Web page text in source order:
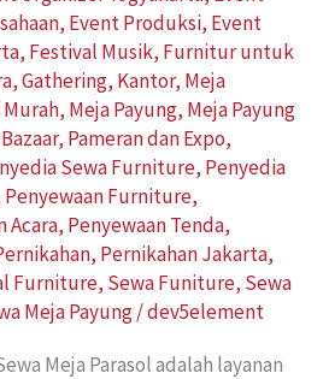
, Event Produksi, Event
, Festival Musik, Furnitur untuk
,Gathering, Kantor, Meja
Murah, Meja Payung, Meja Payung
, Pameran dan Expo,
Sewa Furniture, Penyedia
Penyewaan Furniture,
Acara, Penyewaan Tenda,
, Pernikahan Jakarta,
Furniture, Sewa Funiture, Sewa
Meja Payung/dev5element
Meja Parasol adalah layanan